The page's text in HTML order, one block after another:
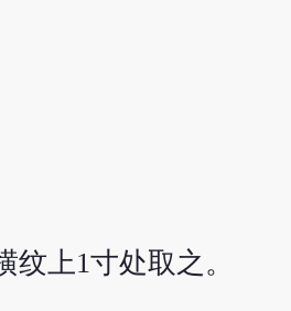
上1寸处取之。